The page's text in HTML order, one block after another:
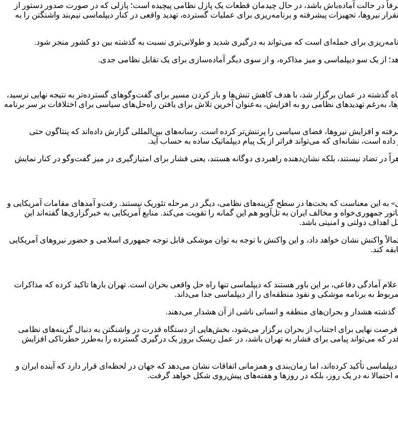
آن‌که صرفاً در حالت آماده‌باش باشد، در حال چیدمان قطعات یک پازل نظامی پیچیده است؛ پازلی که در صورت صدور دستور از
نیروها، تجهیزات پیشرفته و برنامه‌ریزی برای عملیات گسترده، تهدید واقعی در کنار دیپلماسی نیم‌بند واشنگتن را به
برای حمله‌ای است که می‌تواند به درگیری شدید و طولانی‌تری نسبت به گذشته بین دو کشور منجر شود.
یک سو دیپلماسی و میز مذاکره، و از سوی دیگر آماده‌سازی برای یک تقابل نظامی جدی.
در عمان برگزار شد، با هدف کاهش تنش‌ها و باز کردن مسیر برای گفت‌و‌گو‌های گسترده‌تر به نتیجه نهایی نرسید،
به‌رغم تهدید‌های نظامی رو به افزایش، به‌عنوان آخرین تلاش برای یافتن راه‌حل‌های سیاسی برای اختلافات بر سر برنامه
و افزایش نیروها، فضای سیاسی را پرتنش‌تر کرده است. رسانه‌های بین‌المللی گزارش داده‌اند که پنتاگون حتی
است، نشانه‌ای که می‌تواند فراتر از یک پیام دیپلماتیک ساده به حساب آید.
در تضاد نیستند، بلکه نشان‌دهنده راهبردی دوگانه هستند، یعنی فشار برای امتیازگیری در میز گفت‌و‌گو در کنار نمایش
به این معناست که بحث‌ها در سطح گزینه‌های نظامی، دیگر در مرحله تئوریک نیستند. رفت‌و آمد‌های مقامات آمریکایی و
جمهوری‌خواه و مخالف ایران به تل‌آویو هم این گمانه را تقویت می‌کند. منابع آمریکایی به خبرگزاری‌ها گفته‌اند این
دولتی و امنیتی باشد.
واکنش نشان خواهد داد، و این واکنش با توجه به توان موشکی قابل توجه جمهوری اسلامی و حضور نیرو‌های آمریکایی
کند.
آمادگی دفاعی، بر این باور هستند که دیپلماسی تنها راه حل واقعی بحران است. تهران بار‌ها تاکید کرده که مذاکرات
به برنامه موشکی و نفوذ منطقه‌ای را از دیپلماسی جدا می‌داند.
گذشته هشدار و بحران‌های منطقه و انسانی ناشی از آن هشدار می‌دهند.
نهایی برای اجتناب از بحران برگزار می‌شود، بخش‌هایی از دستگاه قدرت در واشنگتن به دنبال گزینه‌های نظامی
که می‌تواند پیامی برای فشار به تهران باشد، در عمل ریسک بروز یک درگیری گسترده را به‌طرز خطرناکی افزایش
تأکید کرده‌اند، اما زمان‌بندی و همزمانی اتفاقات نشان می‌دهد که جهان در لحظه‌ای قرار دارد که آینده ایران و
نه در یک روز، بلکه در روز‌ها و هفته‌های پیش‌روی شکل خواهد گرفت.